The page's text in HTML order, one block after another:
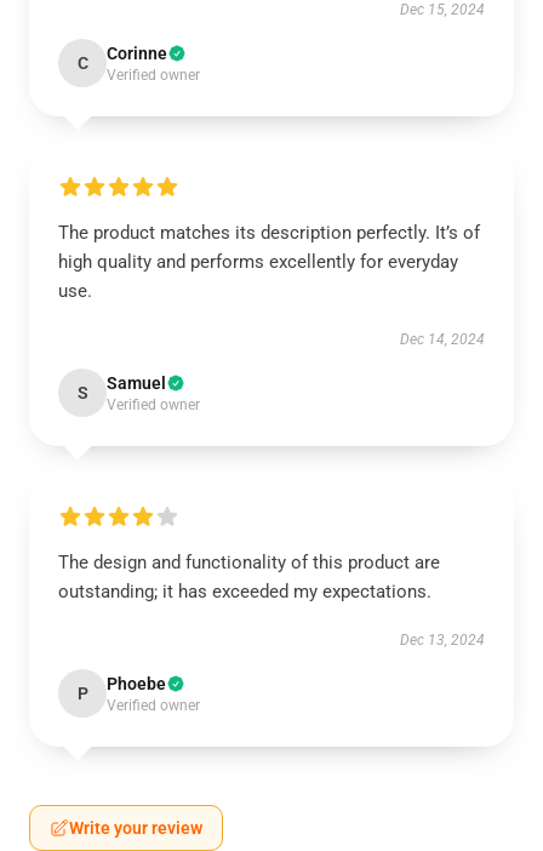
Dec 15, 2024
C Corinne
Verified owner
The product matches its description perfectly. It’s of
high quality and performs excellently for everyday
use.
Dec 14, 2024
S Samuel
Verified owner
The design and functionality of this product are
outstanding; it has exceeded my expectations.
Dec 13, 2024
P Phoebe
Verified owner
Write your review